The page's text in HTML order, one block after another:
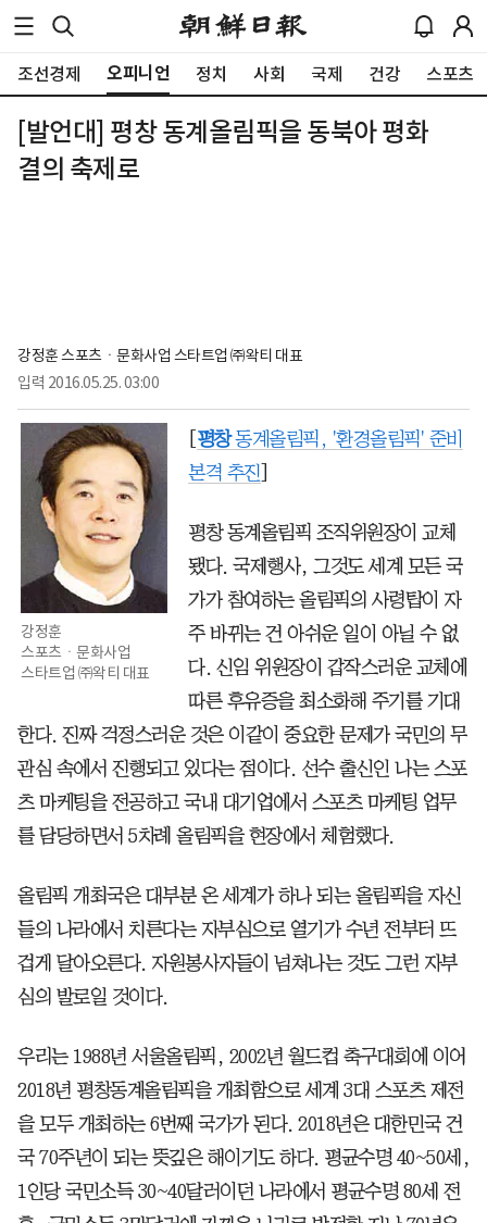
조선경제 오피니언 정치 사회 국제 건강 스포츠
[발언대] 평창 동계올림픽을 동북아 평화
결의 축제로
강정훈 스포츠ㆍ문화사업 스타트업 ㈜왁티 대표
입력 2016.05.25. 03:00
강정훈
스포츠ㆍ문화사업
스타트업 ㈜왁티 대표
평창동계올림픽, '환경올림픽' 준비
본격 추진
평창 동계올림픽 조직위원장이 교체
됐다. 국제행사, 그것도 세계 모든 국
가가 참여하는 올림픽의 사령탑이 자
주 바뀌는 건 아쉬운 일이 아닐 수 없
다. 신임 위원장이 갑작스러운 교체에
따른 후유증을 최소화해 주기를 기대
한다. 진짜 걱정스러운 것은 이같이 중요한 문제가 국민의 무
관심 속에서 진행되고 있다는 점이다. 선수 출신인 나는 스포
츠 마케팅을 전공하고 국내 대기업에서 스포츠 마케팅 업무
를 담당하면서 5차례 올림픽을 현장에서 체험했다.
올림픽 개최국은 대부분 온 세계가 하나 되는 올림픽을 자신
들의 나라에서 치른다는 자부심으로 열기가 수년 전부터 뜨
겁게 달아오른다. 자원봉사자들이 넘쳐나는 것도 그런 자부
심의 발로일 것이다.
우리는 1988년 서울올림픽, 2002년 월드컵 축구대회에 이어
2018년 평창동계올림픽을 개최함으로 세계 3대 스포츠 제전
을 모두 개최하는 6번째 국가가 된다. 2018년은 대한민국 건
국 70주년이 되는 뜻깊은 해이기도 하다. 평균수명 40~50세,
1인당 국민소득 30~40달러이던 나라에서 평균수명 80세 전